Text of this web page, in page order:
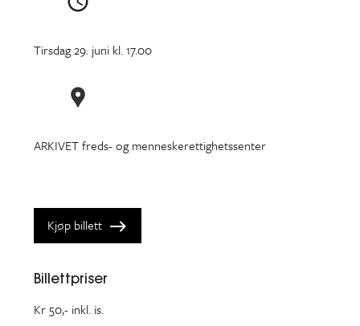
Tirsdag 29. juni kl. 17.00
ARKIVET freds- og menneskerettighetssenter
Kjøp billett
Billettpriser
Kr 50,- inkl. is.